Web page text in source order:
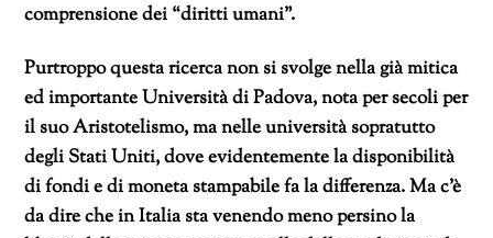
comprensione dei “diritti umani”.
Purtroppo questa ricerca non si svolge nella già mitica
ed importante Università di Padova, nota per secoli per
il suo Aristotelismo, ma nelle università sopratutto
degli Stati Uniti, dove evidentemente la disponibilità
di fondi e di moneta stampabile fa la differenza. Ma c’è
da dire che in Italia sta venendo meno persino la